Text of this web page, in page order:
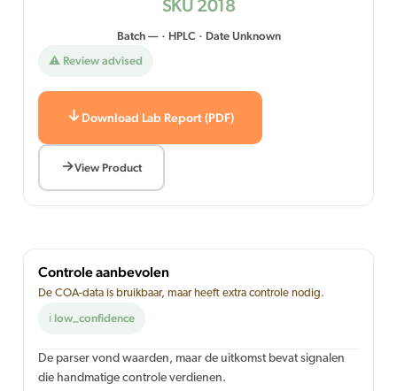
SKU 2018
Batch — · HPLC · Date Unknown
⚠ Review advised
Download Lab Report (PDF)
View Product
Controle aanbevolen
De COA-data is bruikbaar, maar heeft extra controle nodig.
ℹ low_confidence
De parser vond waarden, maar de uitkomst bevat signalen
die handmatige controle verdienen.